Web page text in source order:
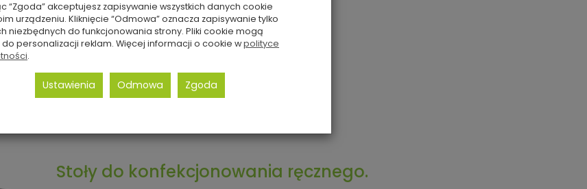
Stół 520 do konfekcji
ręcznej ze zgrzewarką 2
Jest
Stoły do konfekcjonowania ręcznego.
“Zgoda” akceptujesz zapisywanie wszystkich danych cookie
urządzeniu. Kliknięcie “Odmowa” oznacza zapisywanie tylko
niezbędnych do funkcjonowania strony. Pliki cookie mogą
do personalizacji reklam. Więcej informacji o cookie wpolityce
.
Ustawienia Odmowa Zgoda